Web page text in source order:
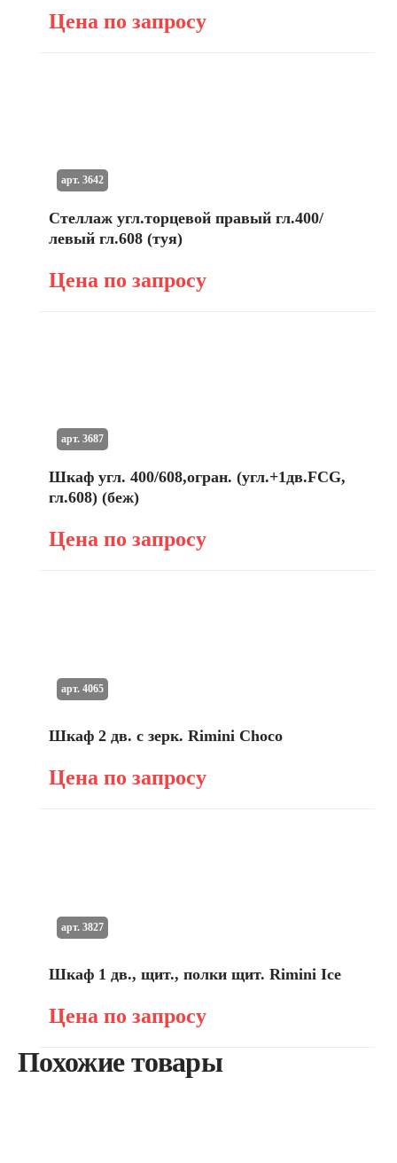
Цена по запросу
Стеллаж угл.торцевой правый гл.400/
левый гл.608 (туя)
Цена по запросу
арт. 3642
Шкаф угл. 400/608,огран. (угл.+1дв.FCG,
гл.608) (беж)
Цена по запросу
арт. 3687
Шкаф 2 дв. с зерк. Rimini Choco
Цена по запросу
арт. 4065
Шкаф 1 дв., щит., полки щит. Rimini Ice
Цена по запросу
арт. 3827
Похожие товары